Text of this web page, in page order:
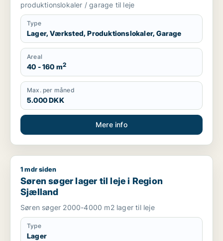
produktionslokaler / garage til leje
Type
Lager, Værksted, Produktionslokaler, Garage
Areal
40 - 160 m2
Max. per måned
5.000 DKK
Mere info
Søren søger lager til leje i Region Sjælland
1 mdr siden
Søren søger lager til leje i Region
Sjælland
Søren søger 2000-4000 m2 lager til leje
Type
Lager